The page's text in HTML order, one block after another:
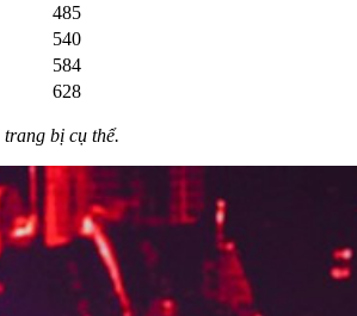
485
540
584
628
bị cụ thể.